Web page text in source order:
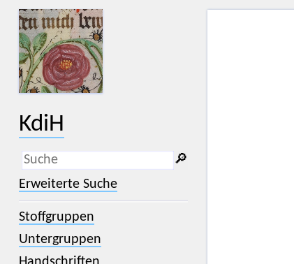
KdiH
_
(der Unterstrich) ist Platzhalter für
genau ein Zeichen.
% (das Prozentzeichen) ist Platzhalter
für kein, ein oder mehr als ein
🔎︎
Erweiterte Suche
Stoffgruppen
Untergruppen